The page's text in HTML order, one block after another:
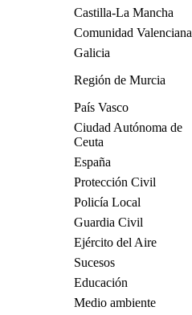
Castilla-La Mancha
Comunidad Valenciana
Galicia
Región de Murcia
País Vasco
Ciudad Autónoma de
Ceuta
España
Protección Civil
Policía Local
Guardia Civil
Ejército del Aire
Sucesos
Educación
Medio ambiente